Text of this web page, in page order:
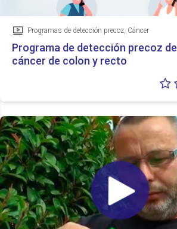
Vídeo
Programas de detección precoz, Cáncer
Programa de detección precoz de
cáncer de colon y recto